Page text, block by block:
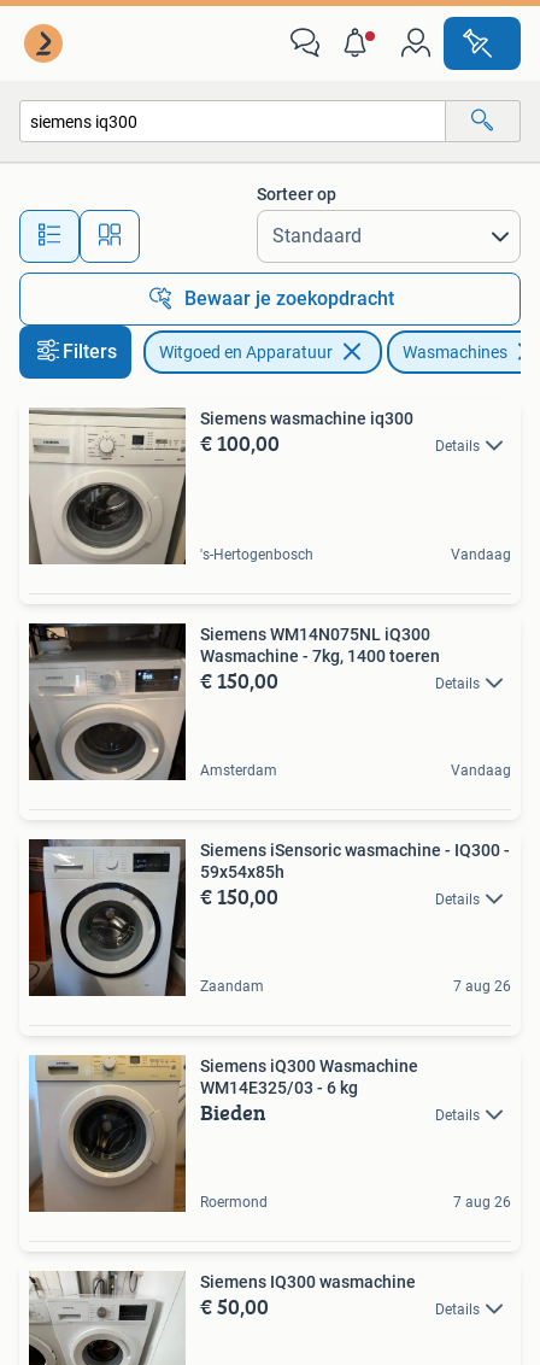
Alle afstanden…
Sorteer op
Bewaar je zoekopdracht
Filters Witgoed en Apparatuur Wasmachines
Siemens wasmachine iq300
€ 100,00 Details
's-Hertogenbosch Vandaag
Siemens WM14N075NL iQ300
Wasmachine - 7kg, 1400 toeren
€ 150,00 Details
Amsterdam Vandaag
Siemens iSensoric wasmachine - IQ300 -
59x54x85h
€ 150,00 Details
Zaandam 7 aug 26
Siemens iQ300 Wasmachine
WM14E325/03 - 6 kg
Bieden Details
Roermond 7 aug 26
Siemens IQ300 wasmachine
€ 50,00 Details